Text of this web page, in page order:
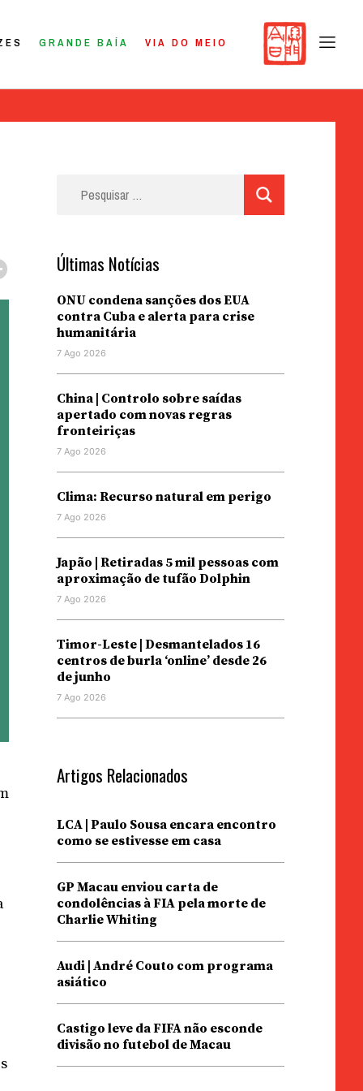
GRANDE BAÍA VIA DO MEIO
Últimas Notícias
ONU condena sanções dos EUA
contra Cuba e alerta para crise
humanitária
7 Ago 2026
China | Controlo sobre saídas
apertado com novas regras
fronteiriças
7 Ago 2026
Clima: Recurso natural em perigo
7 Ago 2026
Japão | Retiradas 5 mil pessoas com
aproximação de tufão Dolphin
7 Ago 2026
Timor-Leste | Desmantelados 16
centros de burla ‘online’ desde 26
de junho
7 Ago 2026
Artigos Relacionados
LCA | Paulo Sousa encara encontro
como se estivesse em casa
GP Macau enviou carta de
condolências à FIA pela morte de
Charlie Whiting
Audi | André Couto com programa
asiático
Castigo leve da FIFA não esconde
divisão no futebol de Macau